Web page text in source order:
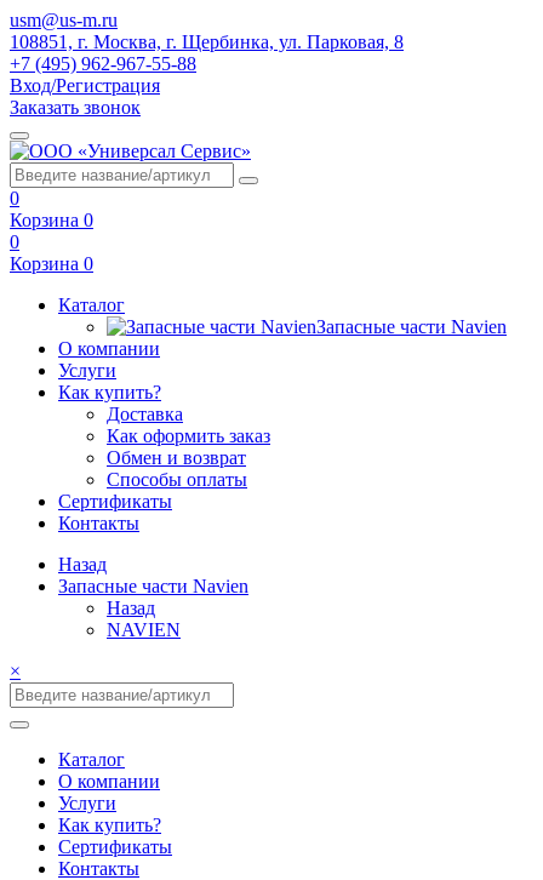
usm@us-m.ru
108851, г. Москва, г. Щербинка, ул. Парковая, 8
+7 (495) 962-967-55-88
Вход/Регистрация
Заказать звонок
0
Корзина 0
0
Корзина 0
Каталог
Запасные части Navien
О компании
Услуги
Как купить?
Доставка
Как оформить заказ
Обмен и возврат
Способы оплаты
Сертификаты
Контакты
Назад
Запасные части Navien
Назад
NAVIEN
×
Каталог
О компании
Услуги
Как купить?
Сертификаты
Контакты